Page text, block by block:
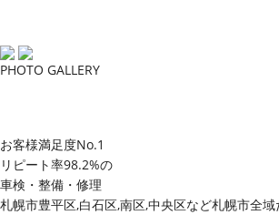
PHOTO GALLERY
お客様満足度No.1
リピート率98.2%の
車検・整備・修理
札幌市豊平区,白石区,南区,中央区など札幌市全